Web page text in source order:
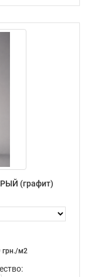
(графит)
грн./м2